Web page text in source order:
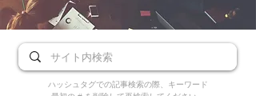
ハッシュタグでの記事検索の際、キーワード